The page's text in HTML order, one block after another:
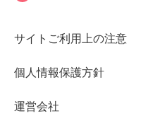
サイトご利用上の注意
個人情報保護方針
運営会社